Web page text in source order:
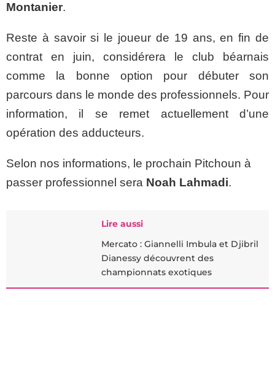
Montanier.
Reste à savoir si le joueur de 19 ans, en fin de
contrat en juin, considérera le club béarnais
comme la bonne option pour débuter son
parcours dans le monde des professionnels. Pour
information, il se remet actuellement d’une
opération des adducteurs.
Selon nos informations, le prochain Pitchoun à
passer professionnel sera Noah Lahmadi.
Lire aussi
Mercato : Giannelli Imbula et Djibril
Dianessy découvrent des
championnats exotiques